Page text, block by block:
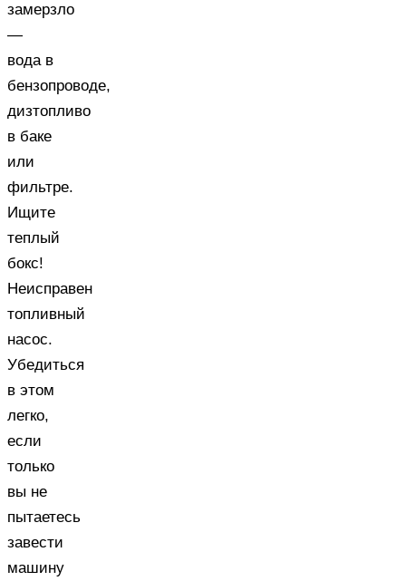
замерзло
—
вода в
бензопроводе,
дизтопливо
в баке
или
фильтре.
Ищите
теплый
бокс!
Неисправен
топливный
насос.
Убедиться
в этом
легко,
если
только
вы не
пытаетесь
завести
машину